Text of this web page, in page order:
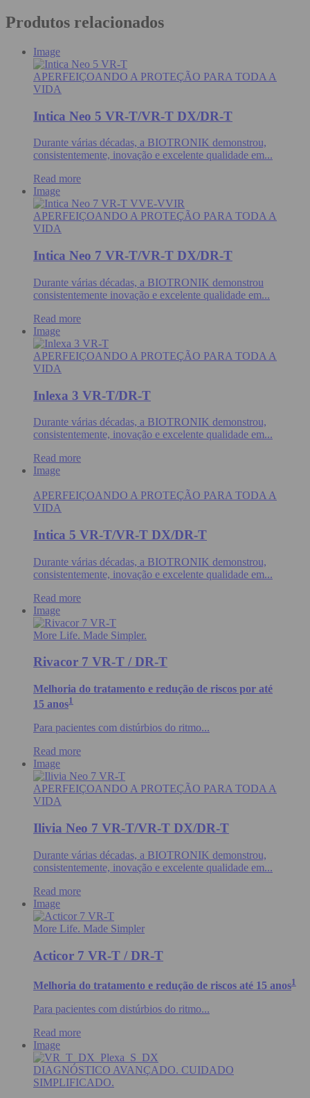
Produtos relacionados
Image
APERFEIÇOANDO A PROTEÇÃO PARA TODA A
VIDA
Intica Neo 5 VR-T/VR-T DX/DR-T
Durante várias décadas, a BIOTRONIK demonstrou,
consistentemente, inovação e excelente qualidade em...
Read more
Image
APERFEIÇOANDO A PROTEÇÃO PARA TODA A
VIDA
Intica Neo 7 VR-T/VR-T DX/DR-T
Durante várias décadas, a BIOTRONIK demonstrou
consistentemente inovação e excelente qualidade em...
Read more
Image
APERFEIÇOANDO A PROTEÇÃO PARA TODA A
VIDA
Inlexa 3 VR-T/DR-T
Durante várias décadas, a BIOTRONIK demonstrou,
consistentemente, inovação e excelente qualidade em...
Read more
Image
APERFEIÇOANDO A PROTEÇÃO PARA TODA A
VIDA
Intica 5 VR-T/VR-T DX/DR-T
Durante várias décadas, a BIOTRONIK demonstrou,
consistentemente, inovação e excelente qualidade em...
Read more
Image
More Life. Made Simpler.
Rivacor 7 VR-T / DR-T
Melhoria do tratamento e redução de riscos por até
15 anos1
Para pacientes com distúrbios do ritmo...
Read more
Image
APERFEIÇOANDO A PROTEÇÃO PARA TODA A
VIDA
Ilivia Neo 7 VR-T/VR-T DX/DR-T
Durante várias décadas, a BIOTRONIK demonstrou,
consistentemente, inovação e excelente qualidade em...
Read more
Image
More Life. Made Simpler
Acticor 7 VR-T / DR-T
Melhoria do tratamento e redução de riscos até 15 anos1
Para pacientes com distúrbios do ritmo...
Read more
Image
DIAGNÓSTICO AVANÇADO. CUIDADO
SIMPLIFICADO.